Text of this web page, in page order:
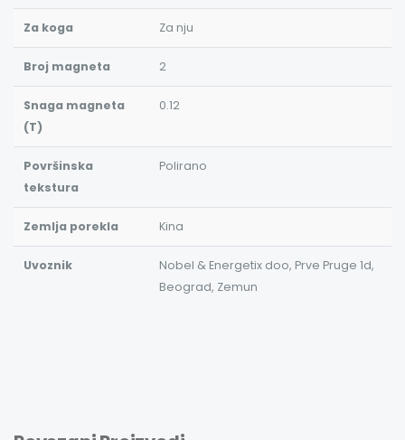
Za koga Za nju
Broj magneta 2
Snaga magneta
(T)
0.12
Površinska
tekstura
Polirano
Zemlja porekla Kina
Uvoznik
Nobel & Energetix doo, Prve Pruge 1d,
Beograd, Zemun